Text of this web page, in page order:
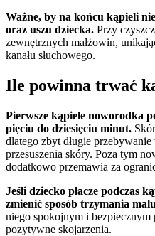
Ważne, by na końcu kąpieli
oraz uszu dziecka. Przy
zewnętrznych małżowin,
kanału słuchowego.
Ile powinna trwać
Pierwsze kąpiele noworodka
pięciu do dziesięciu minut.
dlatego zbyt długie
przesuszenia skóry. Poza tym
dodatkowo przemawia za
Jeśli dziecko płacze podczas
zmienić sposób trzymania
niego spokojnym i bezpiecznym
pozytywne skojarzenia.